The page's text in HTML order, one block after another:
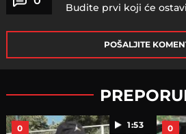
Budite prvi koji će
POŠALJITE
1:53
0 0